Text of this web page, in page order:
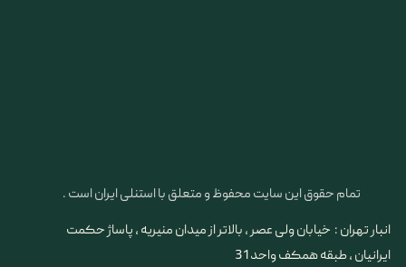
تمام حقوق این سایت محفوظ و متعلق با استنلی ایران است .
انبار تهران : خیابان ولی عصر ، بالاتر از میدان منیریه ، پاساژ حکمت
ایرانیان ، طبقه همکف واحد 31